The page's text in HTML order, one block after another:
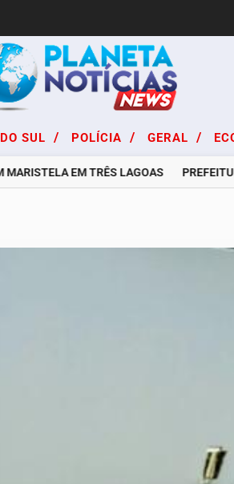
SUL / POLÍCIA / GERAL /
EM TRÊS LAGOAS PREFEITURA